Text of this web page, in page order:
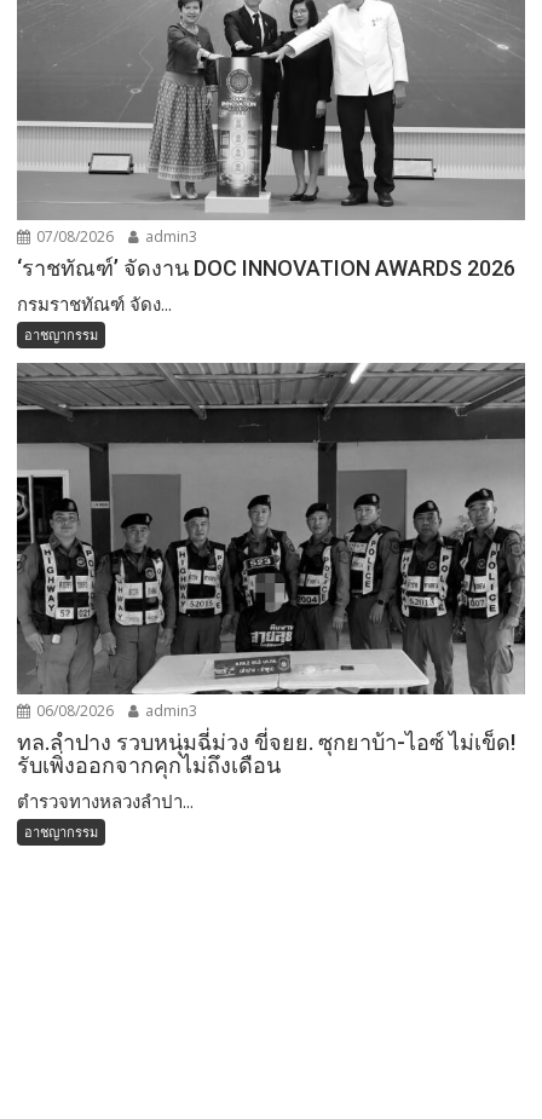
07/08/2026 admin3
‘ราชทัณฑ์’ จัดงาน DOC INNOVATION AWARDS 2026
กรมราชทัณฑ์ จัดง...
อาชญากรรม
06/08/2026 admin3
ทล.ลำปาง รวบหนุ่มฉี่ม่วง ขี่จยย. ซุกยาบ้า-ไอซ์ ไม่เข็ด!
รับเพิ่งออกจากคุกไม่ถึงเดือน
ตำรวจทางหลวงลำปา...
อาชญากรรม